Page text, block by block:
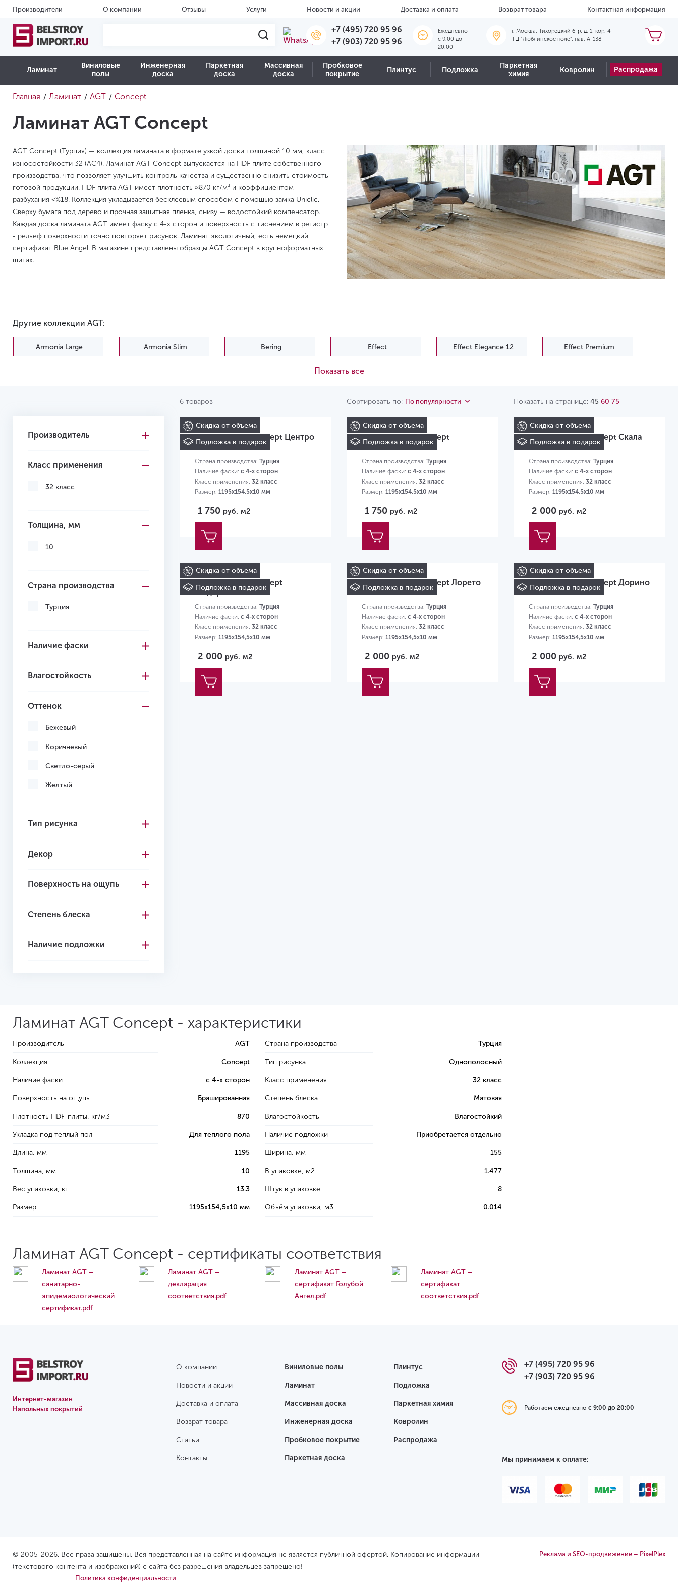
Производители О компании Отзывы Услуги Новости и акции Доставка и оплата Возврат товара Контактная информация
+7 (495) 720 95 96
+7 (903) 720 95 96
Ежедневно
c 9:00 до
20:00
г. Москва, Тихорецкий б-р, д. 1, кор. 4
ТЦ "Люблинское поле", пав. А-138
Ламинат
Виниловые
полы
Инженерная
доска
Паркетная
доска
Массивная
доска
Пробковое
покрытие
Плинтус Подложка
Паркетная
химия
Ковролин Распродажа
Главная / Ламинат / AGT / Concept
Ламинат AGT Concept
AGT Concept (Турция) — коллекция ламината в формате узкой доски толщиной 10 мм, класс
износостойкости 32 (AC4). Ламинат AGT Concept выпускается на HDF плите собственного
производства, что позволяет улучшить контроль качества и существенно снизить стоимость
готовой продукции. HDF плита AGT имеет плотность ≈870 кг/м³ и коэффициентом
разбухания <%18. Коллекция укладывается бесклеевым способом с помощью замка Uniclic.
Сверху бумага под дерево и прочная защитная пленка, снизу — водостойкий компенсатор.
Каждая доска ламината AGT имеет фаску с 4-х сторон и поверхность с тиснением в регистр
- рельеф поверхности точно повторяет рисунок. Ламинат экологичный, есть немецкий
сертификат Blue Angel. В магазине представлены образцы AGT Concept в крупноформатных
щитах.
Другие коллекции AGT:
Armonia Large Armonia Slim Bering Effect Effect Elegance 12 Effect Premium
Показать все
6 товаров Сортировать по: По популярности Показать на странице: 45 60 75
Производитель
Класс применения
32 класс
Толщина, мм
10
Страна производства
Турция
Наличие фаски
Влагостойкость
Оттенок
Бежевый
Коричневый
Светло-серый
Желтый
Тип рисунка
Декор
Поверхность на ощупь
Степень блеска
Наличие подложки
Скидка от объема
Подложка в подарок
Ламинат AGT Concept Центро
PRK 601
Страна производства: Турция
Наличие фаски: с 4-х сторон
Класс применения: 32 класс
Размер: 1195х154,5х10 мм
1 750 руб. м2
Скидка от объема
Подложка в подарок
Ламинат AGT Concept
Каселла PRK 600
Страна производства: Турция
Наличие фаски: с 4-х сторон
Класс применения: 32 класс
Размер: 1195х154,5х10 мм
1 750 руб. м2
Скидка от объема
Подложка в подарок
Ламинат AGT Concept Скала
PRK 603
Страна производства: Турция
Наличие фаски: с 4-х сторон
Класс применения: 32 класс
Размер: 1195х154,5х10 мм
2 000 руб. м2
Скидка от объема
Подложка в подарок
Ламинат AGT Concept
Модерна PRK 604
Страна производства: Турция
Наличие фаски: с 4-х сторон
Класс применения: 32 класс
Размер: 1195х154,5х10 мм
2 000 руб. м2
Скидка от объема
Подложка в подарок
Ламинат AGT Concept Лорето
PRK 605
Страна производства: Турция
Наличие фаски: с 4-х сторон
Класс применения: 32 класс
Размер: 1195х154,5х10 мм
2 000 руб. м2
Скидка от объема
Подложка в подарок
Ламинат AGT Concept Дорино
PRK 602
Страна производства: Турция
Наличие фаски: с 4-х сторон
Класс применения: 32 класс
Размер: 1195х154,5х10 мм
2 000 руб. м2
Ламинат AGT Concept - характеристики
Производитель AGT
Коллекция Concept
Наличие фаски с 4-х сторон
Поверхность на ощупь Брашированная
Плотность HDF-плиты, кг/м3 870
Укладка под теплый пол Для теплого пола
Длина, мм 1195
Толщина, мм 10
Вес упаковки, кг 13.3
Размер 1195х154,5х10 мм
Страна производства Турция
Тип рисунка Однополосный
Класс применения 32 класс
Степень блеска Матовая
Влагостойкость Влагостойкий
Наличие подложки Приобретается отдельно
Ширина, мм 155
В упаковке, м2 1.477
Штук в упаковке 8
Объём упаковки, м3 0.014
Ламинат AGT Concept - сертификаты соответствия
Ламинат AGT –
cанитарно-
эпидемиологический
сертификат.pdf
Ламинат AGT –
декларация
соответствия.pdf
Ламинат AGT –
сертификат Голубой
Ангел.pdf
Ламинат AGT –
сертификат
соответствия.pdf
Интернет-магазин
Напольных покрытий
О компании
Новости и акции
Доставка и оплата
Возврат товара
Статьи
Контакты
Виниловые полы
Ламинат
Массивная доска
Инженерная доска
Пробковое покрытие
Паркетная доска
Плинтус
Подложка
Паркетная химия
Ковролин
Распродажа
+7 (495) 720 95 96
+7 (903) 720 95 96
Работаем ежедневнос 9:00 до 20:00
Мы принимаем к оплате:
© 2005-2026. Все права защищены. Вся представленная на сайте информация не является публичной офертой. Копирование информации
(текстового контента и изображений) с сайта без разрешения владельцев запрещено!
Реклама и SEO-продвижение – PixelPlex
Политика конфиденциальности